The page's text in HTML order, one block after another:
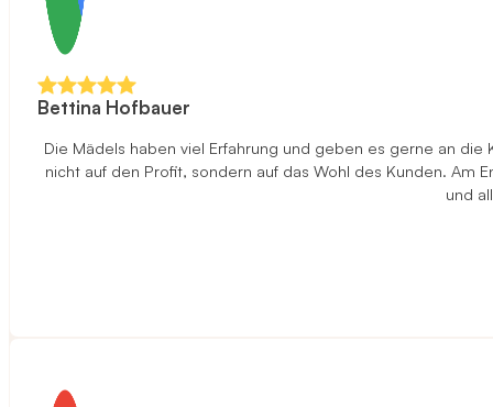
Bettina Hofbauer
Die Mädels haben viel Erfahrung und geben es gerne an
nicht auf den Profit, sondern auf das Wohl des Kunden. Am
und